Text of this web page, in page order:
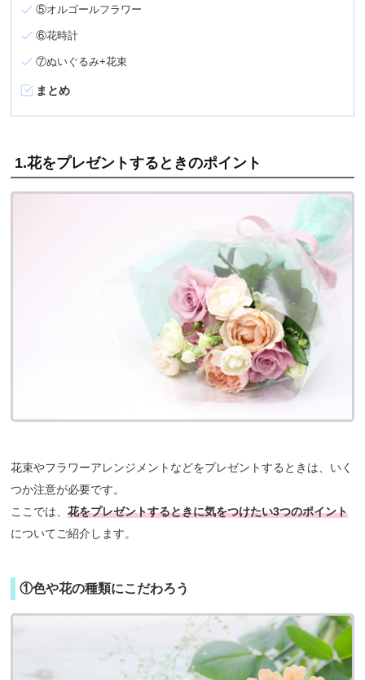
⑤オルゴールフラワー
⑥花時計
⑦ぬいぐるみ+花束
まとめ
1.花をプレゼントするときのポイント
花束やフラワーアレンジメントなどをプレゼントするときは、いく
つか注意が必要です。
ここでは、花をプレゼントするときに気をつけたい3つのポイント
についてご紹介します。
①色や花の種類にこだわろう